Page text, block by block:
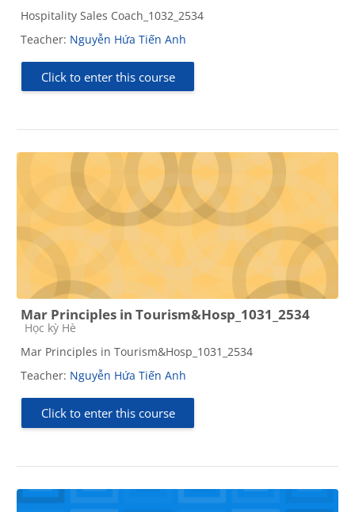
Hospitality Sales Coach_1032_2534
Teacher: Nguyễn Hứa Tiến Anh
Click to enter this course
Mar Principles in Tourism&Hosp_1031_2534
Course category
Học kỳ Hè
Mar Principles in Tourism&Hosp_1031_2534
Teacher: Nguyễn Hứa Tiến Anh
Click to enter this course